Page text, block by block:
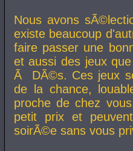
Nous avons
existe beaucoup
faire passer une
et aussi des jeux
Ã DÃ©s. Ces jeux
de la chance,
proche de chez
petit prix et
soirÃ©e sans vous